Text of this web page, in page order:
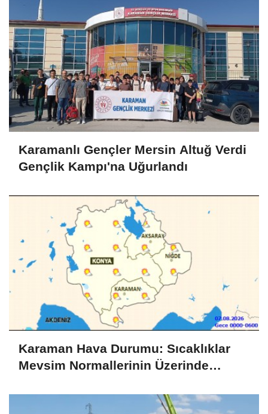
Karamanlı Gençler Mersin Altuğ Verdi
Gençlik Kampı'na Uğurlandı
Karaman Hava Durumu: Sıcaklıklar
Mevsim Normallerinin Üzerinde